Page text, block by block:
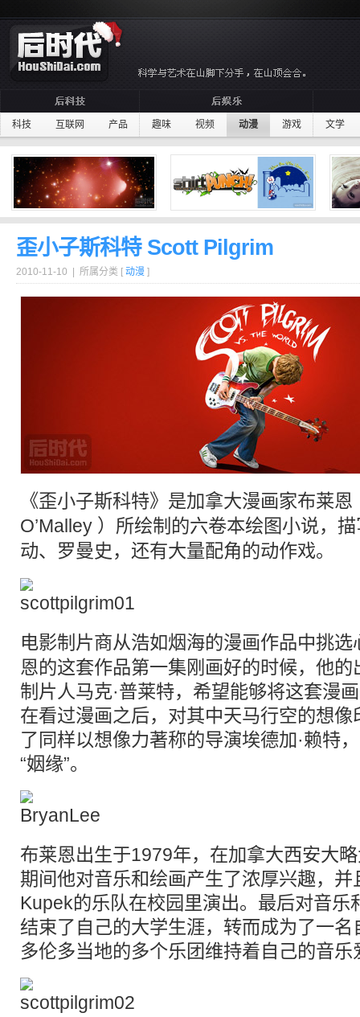
科技 互联网 产品 趣味 视频 动漫 游戏 文学
歪小子斯科特 Scott Pilgrim
2010-11-10 | 所属分类 [ 动漫 ]
《歪小子斯科特》是加拿大漫画家布莱恩
O’Malley ）所绘制的六卷本绘图小说，
动、罗曼史，还有大量配角的动作戏。
电影制片商从浩如烟海的漫画作品中挑选
恩的这套作品第一集刚画好的时候，他
制片人马克·普莱特，希望能够将这套漫
在看过漫画之后，对其中天马行空的想
了同样以想像力著称的导演埃德加·赖特
“姻缘”。
布莱恩出生于1979年，在加拿大西安大
期间他对音乐和绘画产生了浓厚兴趣，并
Kupek的乐队在校园里演出。最后对音乐
结束了自己的大学生涯，转而成为了一
多伦多当地的多个乐团维持着自己的音乐